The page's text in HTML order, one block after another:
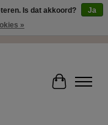
dit zeker aan in je
Is dat akkoord?
Ja
»